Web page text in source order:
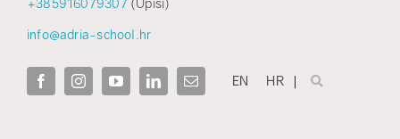
+385916079307(Upisi)
info@adria-school.hr
EN HR